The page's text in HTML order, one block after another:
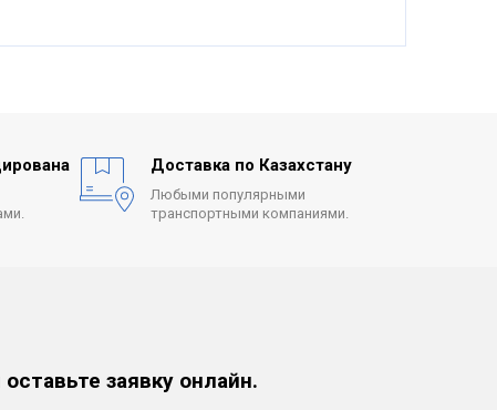
Доставка по Казахстану
Любыми популярными
транспортными компаниями.
оставьте заявку онлайн.